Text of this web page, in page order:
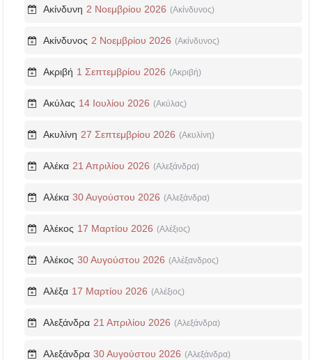
Ακίνδυνη 2 Νοεμβρίου 2026 (Ακίνδυνος)
Ακίνδυνος 2 Νοεμβρίου 2026 (Ακίνδυνος)
Ακριβή 1 Σεπτεμβρίου 2026 (Ακριβή)
Ακύλας 14 Ιουλίου 2026 (Ακύλας)
Ακυλίνη 27 Σεπτεμβρίου 2026 (Ακυλίνη)
Αλέκα 21 Απριλίου 2026 (Αλεξάνδρα)
Αλέκα 30 Αυγούστου 2026 (Αλεξάνδρα)
Αλέκος 17 Μαρτίου 2026 (Αλέξιος)
Αλέκος 30 Αυγούστου 2026 (Αλέξανδρος)
Αλέξα 17 Μαρτίου 2026 (Αλέξιος)
Αλεξάνδρα 21 Απριλίου 2026 (Αλεξάνδρα)
Αλεξάνδρα 30 Αυγούστου 2026 (Αλεξάνδρα)